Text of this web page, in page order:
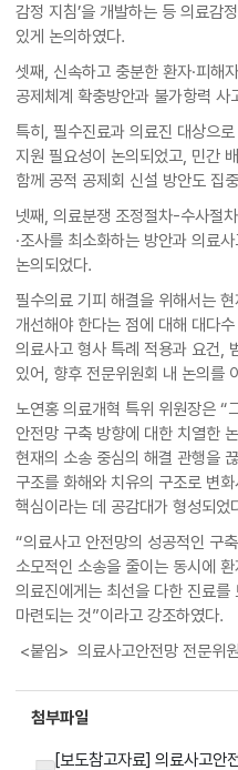
감정 지침’을 개발하는 등 의료감
있게 논의하였다.
셋째, 신속하고 충분한 환자·피해
공제체계 확충방안과 불가항력
특히, 필수진료과 의료진 대상으
지원 필요성이 논의되었고, 민간
함께 공적 공제회 신설 방안도 집
넷째, 의료분쟁 조정절차-수사절
·조사를 최소화하는 방안과 의료
논의되었다.
필수의료 기피 해결을 위해서는
개선해야 한다는 점에 대해 대다
의료사고 형사 특례 적용과 요건,
있어, 향후 전문위원회 내 논의를
노연홍 의료개혁 특위 위원장은 “
안전망 구축 방향에 대한 치열한
현재의 소송 중심의 해결 관행을
구조를 화해와 치유의 구조로 변
핵심이라는 데 공감대가 형성되었
“의료사고 안전망의 성공적인 구
소모적인 소송을 줄이는 동시에
의료진에게는 최선을 다한 진료를
마련되는 것”이라고 강조하였다.
<붙임> 의료사고안전망 전문위
첨부파일
[보도참고자료] 의료사고안